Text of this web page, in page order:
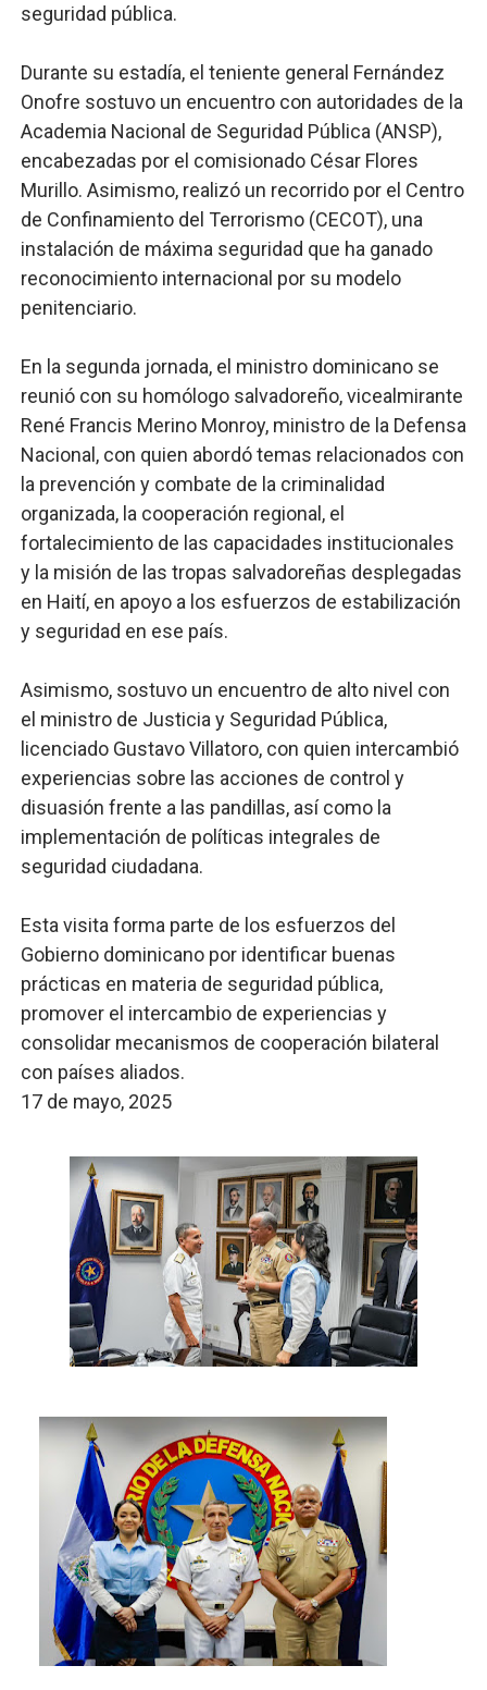
seguridad pública.
Durante su estadía, el teniente general Fernández
Onofre sostuvo un encuentro con autoridades de la
Academia Nacional de Seguridad Pública (ANSP),
encabezadas por el comisionado César Flores
Murillo. Asimismo, realizó un recorrido por el Centro
de Confinamiento del Terrorismo (CECOT), una
instalación de máxima seguridad que ha ganado
reconocimiento internacional por su modelo
penitenciario.
En la segunda jornada, el ministro dominicano se
reunió con su homólogo salvadoreño, vicealmirante
René Francis Merino Monroy, ministro de la Defensa
Nacional, con quien abordó temas relacionados con
la prevención y combate de la criminalidad
organizada, la cooperación regional, el
fortalecimiento de las capacidades institucionales
y la misión de las tropas salvadoreñas desplegadas
en Haití, en apoyo a los esfuerzos de estabilización
y seguridad en ese país.
Asimismo, sostuvo un encuentro de alto nivel con
el ministro de Justicia y Seguridad Pública,
licenciado Gustavo Villatoro, con quien intercambió
experiencias sobre las acciones de control y
disuasión frente a las pandillas, así como la
implementación de políticas integrales de
seguridad ciudadana.
Esta visita forma parte de los esfuerzos del
Gobierno dominicano por identificar buenas
prácticas en materia de seguridad pública,
promover el intercambio de experiencias y
consolidar mecanismos de cooperación bilateral
con países aliados.
17 de mayo, 2025